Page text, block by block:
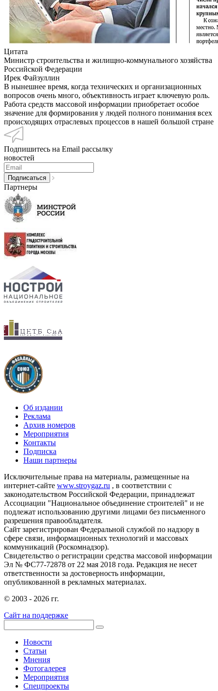
Цитата
Министр строительства и жилищно-коммунального хозяйства
Российской Федерации
Ирек Файзуллин
В нынешнее время, когда технических и организационных
вопросов очень много, объективность играет ключевую роль.
Работа средств массовой информации приобретает особое
значение для формирования у людей полного понимания всех
происходящих отраслевых процессов в нашей большой стране
Подпишитесь на Email рассылку
новостей
Партнеры
Об издании
Реклама
Архив номеров
Мероприятия
Контакты
Подписка
Наши партнеры
Исключительные права на материалы, размещенные на
интернет-сайте www.stroygaz.ru , в соответствии с
законодательством Российской Федерации, принадлежат
Ассоциации "Национальное объединение строителей" и не
подлежат использованию другими лицами без письменного
разрешения правообладателя.
Сайт зарегистрирован Федеральной службой по надзору в
сфере связи, информационных технологий и массовых
коммуникаций (Роскомнадзор).
Свидетельство о регистрации средства массовой информации
Эл № ФС77-72878 от 22 мая 2018 года. Редакция не несет
ответственности за достоверность информации,
опубликованной в рекламных материалах.
© 2003 - 2026 гг.
Сайт на поддержке
Новости
Статьи
Мнения
Фотогалерея
Мероприятия
Спецпроекты